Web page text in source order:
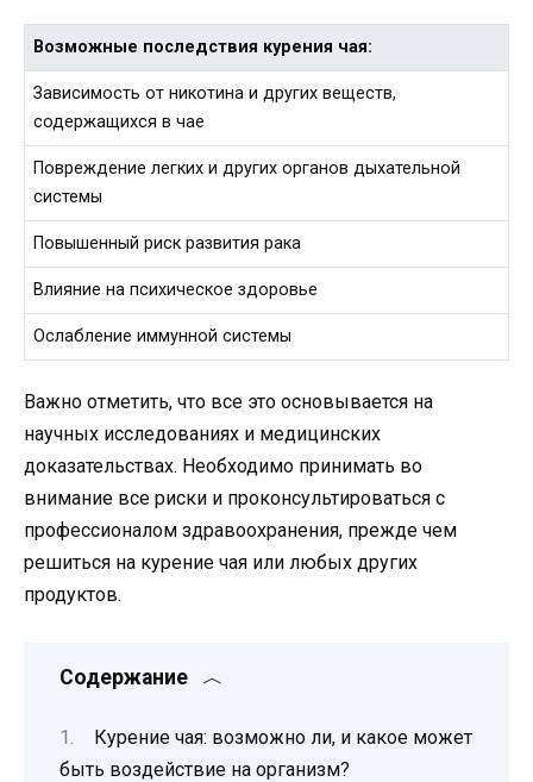
Возможные последствия курения чая:
Зависимость от никотина и других веществ,
содержащихся в чае
Повреждение легких и других органов дыхательной
системы
Повышенный риск развития рака
Влияние на психическое здоровье
Ослабление иммунной системы
Важно отметить, что все это основывается на
научных исследованиях и медицинских
доказательствах. Необходимо принимать во
внимание все риски и проконсультироваться с
профессионалом здравоохранения, прежде чем
решиться на курение чая или любых других
продуктов.
Содержание
Курение чая: возможно ли, и какое может
быть воздействие на организм?